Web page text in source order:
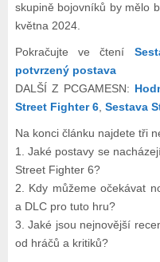
skupině bojovníků by mělo
května 2024.
Pokračujte ve čtení
potvrzený postava
DALŠÍ Z PCGAMESN:
Street Fighter 6, Sestava
Na konci článku najdete tři
1. Jaké postavy se
Street Fighter 6?
2. Kdy můžeme očekávat
a DLC pro tuto hru?
3. Jaké jsou nejnovější
od hráčů a kritiků?